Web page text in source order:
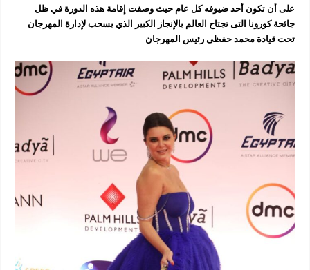
على أن تكون أحد ضيوفه كل عام حيث وصفت إقامة هذه الدورة في ظل
جائحة كورونا التى تجتاح العالم بالإنجاز الكبير الذي يسحب لإدارة المهرجان
تحت قيادة محمد حفظى رئيس المهرجان